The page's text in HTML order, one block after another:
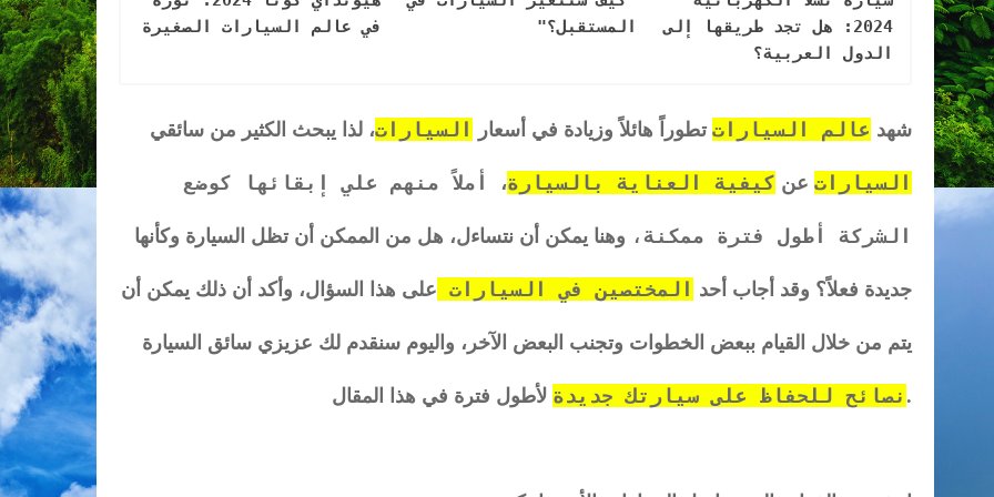
2024: هل تجد طريقها إلى
الدول العربية؟
المستقبل؟"
في عالم السيارات الصغيرة
شهد عالم السيارات تطوراً هائلاً وزيادة في أسعار السيارات، لذا يبحث الكثير من سائقي
السيارات عن كيفية العناية بالسيارة، أملاً منهم علي إبقائها كوضع
الشركة أطول فترة ممكنة، وهنا يمكن أن نتساءل، هل من الممكن أن تظل السيارة وكأنها
جديدة فعلاً؟ وقد أجاب أحد المختصين في السيارات على هذا السؤال، وأكد أن ذلك يمكن أن
يتم من خلال القيام ببعض الخطوات وتجنب البعض الآخر، واليوم سنقدم لك عزيزي سائق السيارة
نصائح للحفاظ على سيارتك جديدة لأطول فترة في هذا المقال.